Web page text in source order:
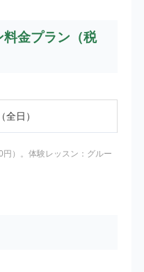
金プラン（税
全日）
）。体験レッスン：グルー